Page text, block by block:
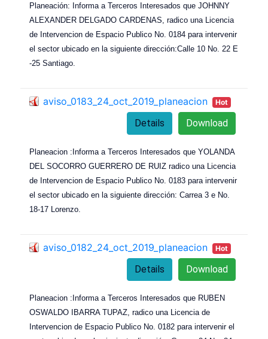
Planeación: Informa a Terceros Interesados que JOHNNY
ALEXANDER DELGADO CARDENAS, radico una Licencia
de Intervencion de Espacio Publico No. 0184 para intervenir
el sector ubicado en la siguiente dirección:Calle 10 No. 22 E
-25 Santiago.
aviso_0183_24_oct_2019_planeacion Hot
Download
Details
Planeacion :Informa a Terceros Interesados que YOLANDA
DEL SOCORRO GUERRERO DE RUIZ radico una Licencia
de Intervencion de Espacio Publico No. 0183 para intervenir
el sector ubicado en la siguiente dirección: Carrea 3 e No.
18-17 Lorenzo.
aviso_0182_24_oct_2019_planeacion Hot
Download
Details
Planeacion :Informa a Terceros Interesados que RUBEN
OSWALDO IBARRA TUPAZ, radico una Licencia de
Intervencion de Espacio Publico No. 0182 para intervenir el